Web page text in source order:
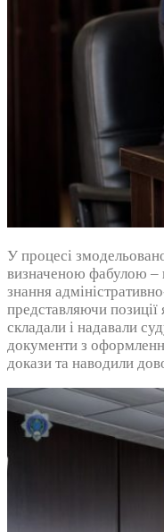
У процесі
визначеною фабулою –
знання
представляючи
складали і надавали
документи з
докази та наводили